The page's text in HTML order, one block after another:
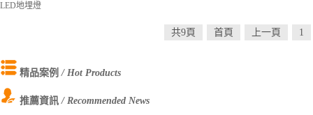
LED地埋燈
共9頁 首頁 上一頁 1
精品案例/ Hot Products
推薦資訊/ Recommended News